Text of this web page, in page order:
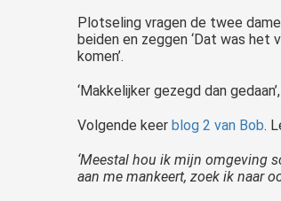
Plotseling vragen de twee
beiden en zeggen ‘Dat was het
komen’.
‘Makkelijker gezegd dan
Volgende keer blog 2 van Bob.
‘Meestal hou ik mijn omgeving
aan me mankeert, zoek ik naar